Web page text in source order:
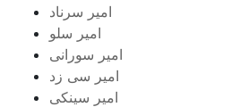
امیر سرناد
امیر سلو
امیر سورانی
امیر سی زد
امیر سینکی